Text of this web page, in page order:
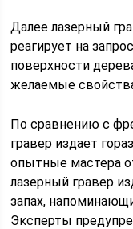
Далее лазерный
реагирует на
поверхности
желаемые
По сравнению с
гравер издает
опытные мастера
лазерный гравер
запах,
Эксперты